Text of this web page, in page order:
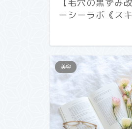
【毛穴の黒ずみ
ーシーラボ《ス
美容